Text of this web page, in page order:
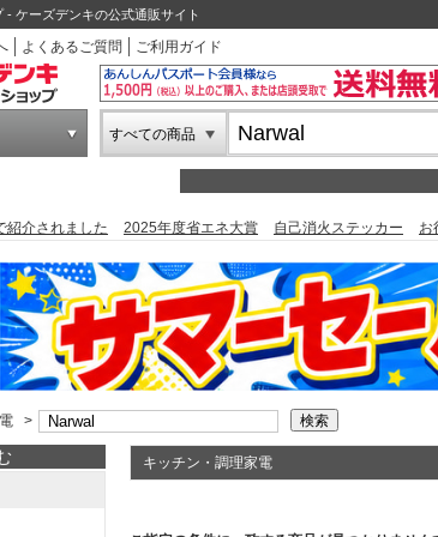
ケーズデンキの公式通販サイト
よくあるご質問 ご利用ガイド
すべての商品
紹介されました 2025年度省エネ大賞 自己消火ステッカー お
>
キッチン・調理家電